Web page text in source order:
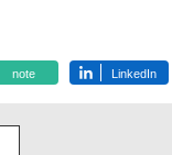
note LinkedIn